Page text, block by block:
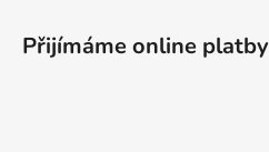
Přijímáme online platby